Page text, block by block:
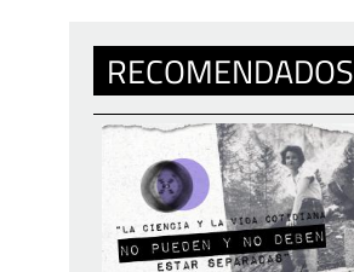
RECOMENDADOS